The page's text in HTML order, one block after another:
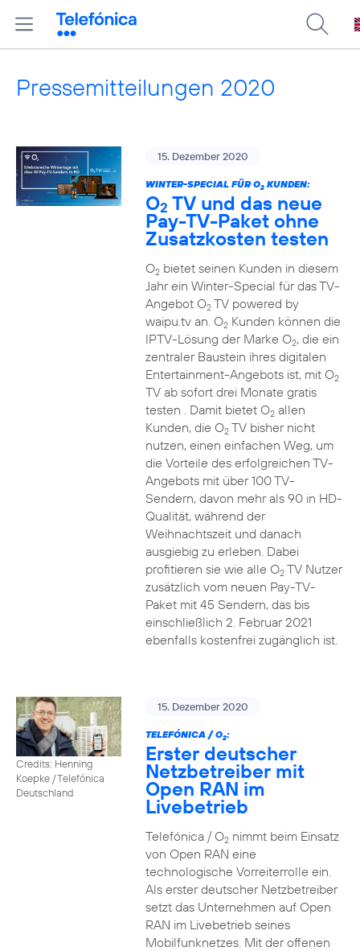
Pressemitteilungen 2020
15. Dezember 2020
WINTER-SPECIAL FÜR O2KUNDEN:
O2 TV und das neue
Pay-TV-Paket ohne
Zusatzkosten testen
O2bietet seinen Kunden in diesem
Jahr ein Winter-Special für das TV-
Angebot O2TV powered by
waipu.tv an. O2Kunden können die
IPTV-Lösung der Marke O2, die ein
zentraler Baustein ihres digitalen
Entertainment-Angebots ist, mit O2
TV ab sofort drei Monate gratis
testen . Damit bietet O2allen
Kunden, die O2TV bisher nicht
nutzen, einen einfachen Weg, um
die Vorteile des erfolgreichen TV-
Angebots mit über 100 TV-
Sendern, davon mehr als 90 in HD-
Qualität, während der
Weihnachtszeit und danach
ausgiebig zu erleben. Dabei
profitieren sie wie alle O2TV Nutzer
zusätzlich vom neuen Pay-TV-
Paket mit 45 Sendern, das bis
einschließlich 2. Februar 2021
ebenfalls kostenfrei zugänglich ist.
Credits: Henning
Koepke / Telefónica
Deutschland
15. Dezember 2020
TELEFÓNICA / O2:
Erster deutscher
Netzbetreiber mit
Open RAN im
Livebetrieb
Telefónica / O2nimmt beim Einsatz
von Open RAN eine
technologische Vorreiterrolle ein.
Als erster deutscher Netzbetreiber
setzt das Unternehmen auf Open
RAN im Livebetrieb seines
Mobilfunknetzes. Mit der offenen